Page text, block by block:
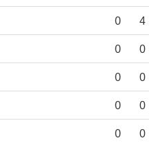
0 4
0 0
0 0
0 0
0 0